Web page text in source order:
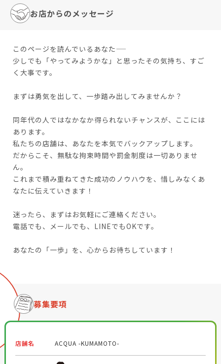
お店からのメッセージ
このページを読んでいるあなた――
少しでも「やってみようかな」と思ったその気持ち、すご
く大事です。
まずは勇気を出して、一歩踏み出してみませんか？
同年代の人ではなかなか得られないチャンスが、ここには
あります。
私たちの店舗は、あなたを本気でバックアップします。
だからこそ、無駄な拘束時間や罰金制度は一切ありませ
ん。
これまで積み重ねてきた成功のノウハウを、惜しみなくあ
なたに伝えていきます！
迷ったら、まずはお気軽にご連絡ください。
電話でも、メールでも、LINEでもOKです。
あなたの「一歩」を、心からお待ちしています！
募集要項
店舗名 ACQUA -KUMAMOTO-